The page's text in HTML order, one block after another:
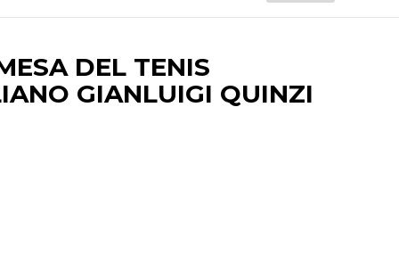
DEL TENIS
GIANLUIGI QUINZI